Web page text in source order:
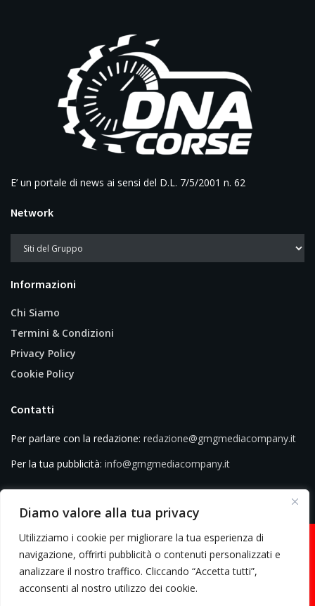
Diamo valore alla tua privacy
Utilizziamo i cookie per migliorare la tua esperienza di
navigazione, offrirti pubblicità o contenuti personalizzati e
analizzare il nostro traffico. Cliccando “Accetta tutti”,
acconsenti al nostro utilizzo dei cookie.
E’ un portale di news ai sensi del D.L. 7/5/2001 n. 62
Network
Informazioni
Chi Siamo
Termini & Condizioni
Privacy Policy
Cookie Policy
Contatti
Per parlare con la redazione: redazione@gmgmediacompany.it
Per la tua pubblicità: info@gmgmediacompany.it
© 2026 GMG Media Company Di Mossutti Gianluca | Sede legale: Corso